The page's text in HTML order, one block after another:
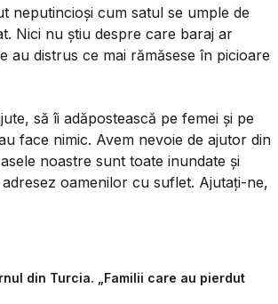
neputincioși cum satul se umple de
Nici nu știu despre care baraj ar
distrus ce mai rămăsese în picioare
să îi adăpostească pe femei și pe
face nimic. Avem nevoie de ajutor din
noastre sunt toate inundate și
oamenilor cu suflet. Ajutați-ne,
din Turcia. „Familii care au pierdut